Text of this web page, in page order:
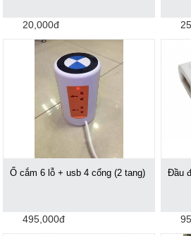
20,000đ
Ổ cắm 6 lỗ + usb 4 cổng (2 tang)
495,000đ
Đầu